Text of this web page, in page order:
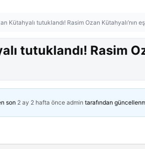
Kütahyalı tutuklandı! Rasim Ozan Kütahyalı’nın
tutuklandı! Rasim
son 2 ay 2 hafta önce admin tarafından